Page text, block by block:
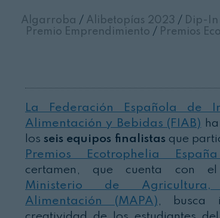
Algarroba / Alibetopías 2023 / Dip-
Premio Emprendimiento / Premios
La Federación Española de
Alimentación y Bebidas (FIAB)
losseis equipos finalistas que
Premios Ecotrophelia
certamen, que cuenta con
Ministerio de
Alimentación (MAPA) , busca